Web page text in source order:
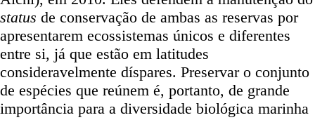
status de conservação de ambas as reservas por
apresentarem ecossistemas únicos e diferentes
entre si, já que estão em latitudes
consideravelmente díspares. Preservar o conjunto
de espécies que reúnem é, portanto, de grande
importância para a diversidade biológica marinha